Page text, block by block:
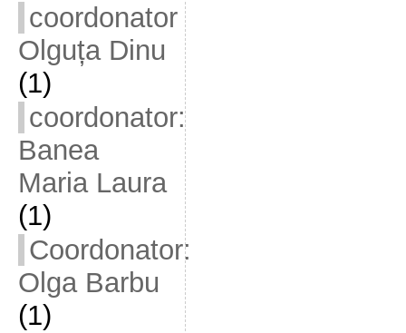
coordonator
Olguța Dinu
(1)
coordonator:
Banea
Maria Laura
(1)
Coordonator:
Olga Barbu
(1)